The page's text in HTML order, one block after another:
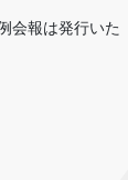
会報は発行いた